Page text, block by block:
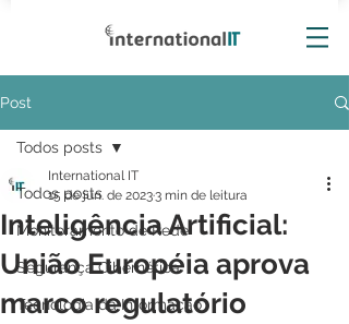
Post
Todos posts
Monitoramento de Rede
Segurança Cibernética
Tecnologia da Informação
Todos posts
Inteligência Artificial:
União Européia aprova
marco regulatório
International IT
15 de jun. de 20233 min de leitura